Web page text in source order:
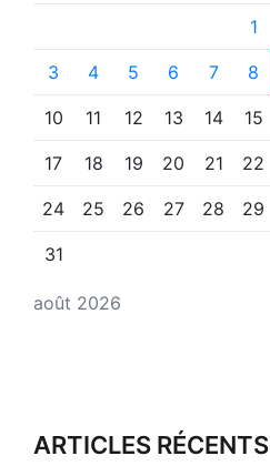
août 2026
1
3 4 5 6 7 8
10 11 12 13 14 15
17 18 19 20 21 22
24 25 26 27 28 29
31
ARTICLES RÉCENTS